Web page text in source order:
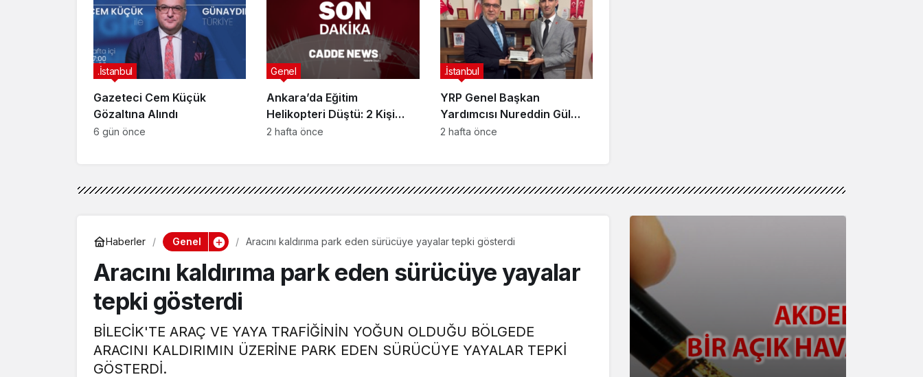
Yakalandı
Gazeteci Cem Küçük
Gözaltına Alındı
.İstanbul
6 gün önce
Ankara’da Eğitim
Helikopteri Düştü: 2 Kişi
Yaralandı
Genel
2 hafta önce
YRP Genel Başkan
Yardımcısı Nureddin Gül
Sancaktepe Teşkilatıyla Bir
.İstanbul
2 hafta önce
Haberler Genel Aracını kaldırıma park eden sürücüye yayalar tepki gösterdi
Aracını kaldırıma park eden sürücüye yayalar
tepki gösterdi
BİLECİK'TE ARAÇ VE YAYA TRAFİĞİNİN YOĞUN OLDUĞU BÖLGEDE
ARACINI KALDIRIMIN ÜZERİNE PARK EDEN SÜRÜCÜYE YAYALAR TEPKİ
GÖSTERDİ.
Genel